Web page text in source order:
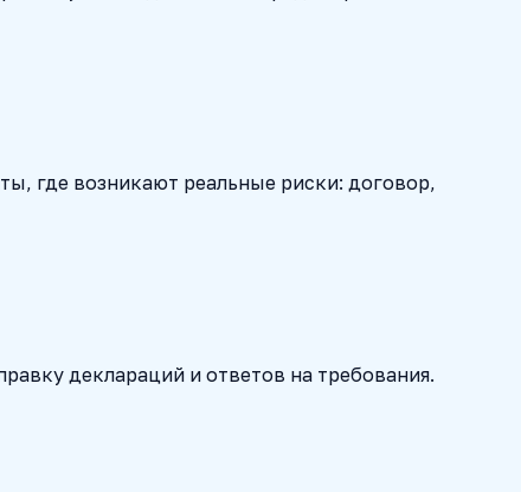
где возникают реальные риски: договор,
деклараций и ответов на требования.